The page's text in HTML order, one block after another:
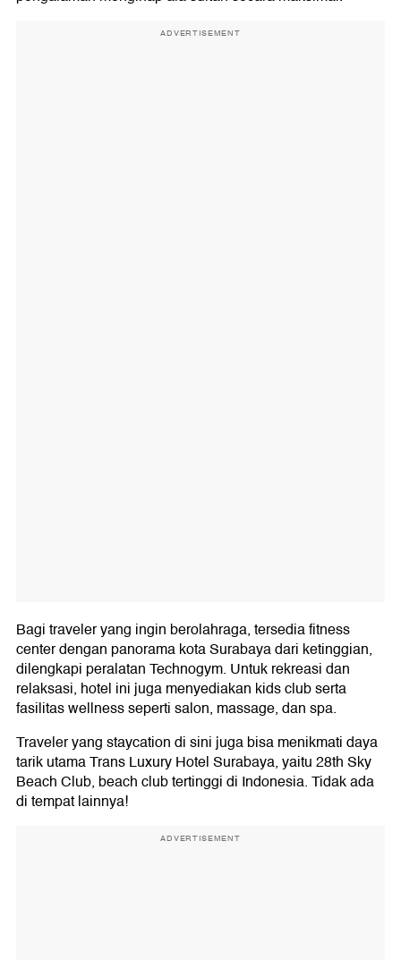
ADVERTISEMENT
Bagi traveler yang ingin berolahraga, tersedia fitness
center dengan panorama kota Surabaya dari ketinggian,
dilengkapi peralatan Technogym. Untuk rekreasi dan
relaksasi, hotel ini juga menyediakan kids club serta
fasilitas wellness seperti salon, massage, dan spa.
Traveler yang staycation di sini juga bisa menikmati daya
tarik utama Trans Luxury Hotel Surabaya, yaitu 28th Sky
Beach Club, beach club tertinggi di Indonesia. Tidak ada
di tempat lainnya!
ADVERTISEMENT